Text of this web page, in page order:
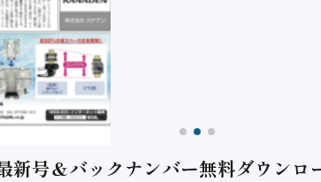
新号＆バックナンバー無料ダウンロ